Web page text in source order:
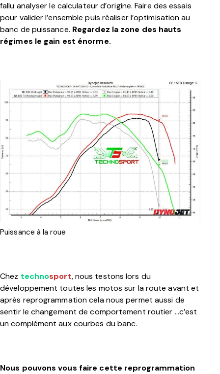
fallu analyser le calculateur d’origine. Faire des essais
pour valider l’ensemble puis réaliser l’optimisation au
banc de puissance. Regardez la zone des hauts
régimes le gain est énorme.
Puissance à la roue
Chez technosport, nous testons lors du
développement toutes les motos sur la route avant et
après reprogrammation cela nous permet aussi de
sentir le changement de comportement routier …c’est
un complément aux courbes du banc.
Nous pouvons vous faire cette reprogrammation